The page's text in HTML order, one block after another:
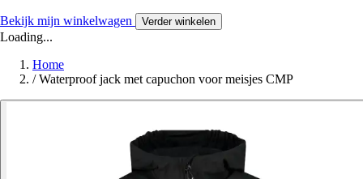
Bekijk mijn winkelwagen Verder winkelen
Loading...
Home
/ Waterproof jack met capuchon voor meisjes CMP